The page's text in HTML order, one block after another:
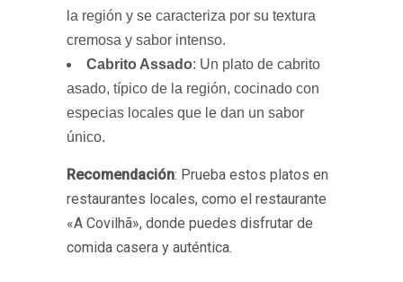
la región y se caracteriza por su textura
cremosa y sabor intenso.
Cabrito Assado: Un plato de cabrito
asado, típico de la región, cocinado con
especias locales que le dan un sabor
único.
Recomendación: Prueba estos platos en
restaurantes locales, como el restaurante
«A Covilhã», donde puedes disfrutar de
comida casera y auténtica.